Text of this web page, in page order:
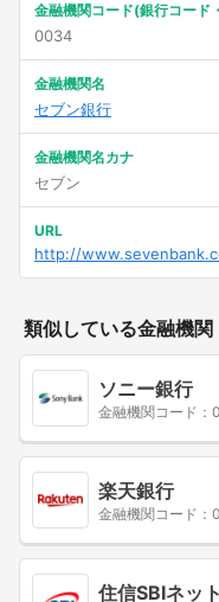
金融機関コード(銀行コード
0034
金融機関名
セブン銀行
金融機関名カナ
セブン
URL
http://
類似している金融機関
ソニー銀行
金融機関コード
楽天銀行
金融機関コード
住信SBIネッ